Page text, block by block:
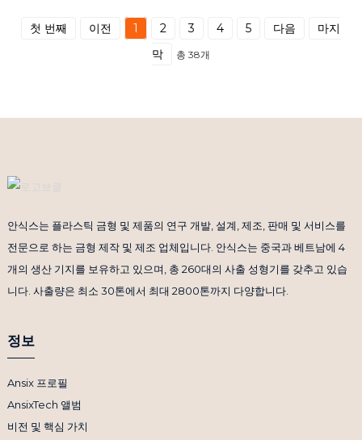
첫 번째 이전 1 2 3 4 5 다음
마지
막
총 38개
안식스는 플라스틱 금형 및 제품의 연구 개발, 설계, 제조, 판매 및 서비스를
전문으로 하는 금형 제작 및 제조 업체입니다. 안식스는 중국과 베트남에 4
개의 생산 기지를 보유하고 있으며, 총 260대의 사출 성형기를 갖추고 있습
니다. 사출량은 최소 30톤에서 최대 2800톤까지 다양합니다.
정보
Ansix 프로필
AnsixTech 앨범
비전 및 핵심 가치